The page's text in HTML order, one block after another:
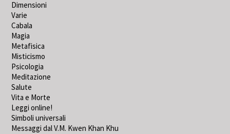
Dimensioni
Varie
Cabala
Magia
Metafisica
Misticismo
Psicologia
Meditazione
Salute
Vita e Morte
Leggi online!
Simboli universali
Messaggi dal V.M. Kwen Khan Khu